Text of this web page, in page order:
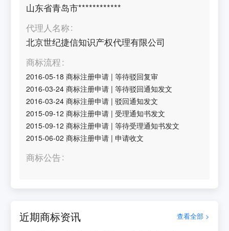
山东省青岛市************
代理人名称
北京世纪捷信知识产权代理有限公司
商标流程
2016-05-18 商标注册申请 |等待驳回复审
2016-03-24 商标注册申请 |等待驳回通知发文
2016-03-24 商标注册申请 |驳回通知发文
2015-09-12 商标注册申请 |受理通知书发文
2015-09-12 商标注册申请 |等待受理通知书发文
2015-06-02 商标注册申请 |申请收文
商标公告
近期商标资讯 查看全部 >